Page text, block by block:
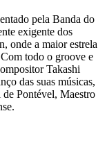
pela Banda do
exigente dos
onde a maior estrela
todo o groove e
Takashi
das suas músicas,
Pontével, Maestro